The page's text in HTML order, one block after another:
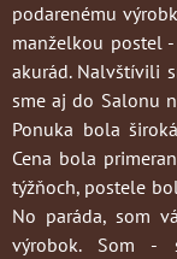
podarenému
manželkou postel
akurád. Nalvštívili
sme aj do Salonu
Ponuka bola
Cena bola
týžňoch, postele
No paráda, som
výrobok. Som -